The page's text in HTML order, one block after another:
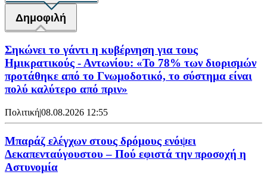
Δημοφιλή
Σηκώνει το γάντι η κυβέρνηση για τους
Ημικρατικούς - Αντωνίου: «Το 78% των διορισμών
προτάθηκε από το Γνωμοδοτικό, το σύστημα είναι
πολύ καλύτερο από πριν»
Πολιτική|08.08.2026 12:55
Μπαράζ ελέγχων στους δρόμους ενόψει
Δεκαπενταύγουστου – Πού εφιστά την προσοχή η
Αστυνομία